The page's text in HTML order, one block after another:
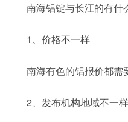
南海铝锭与长江的有什
1、价格不一样
南海有色的铝报价都需
2、发布机构地域不一样